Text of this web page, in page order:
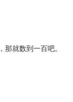
就数到一百吧。